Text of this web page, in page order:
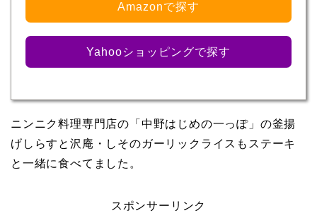
Amazonで探す
Yahooショッピングで探す
ニンニク料理専門店の「中野はじめの一っぽ」の釜揚
げしらすと沢庵・しそのガーリックライスもステーキ
と一緒に食べてました。
スポンサーリンク